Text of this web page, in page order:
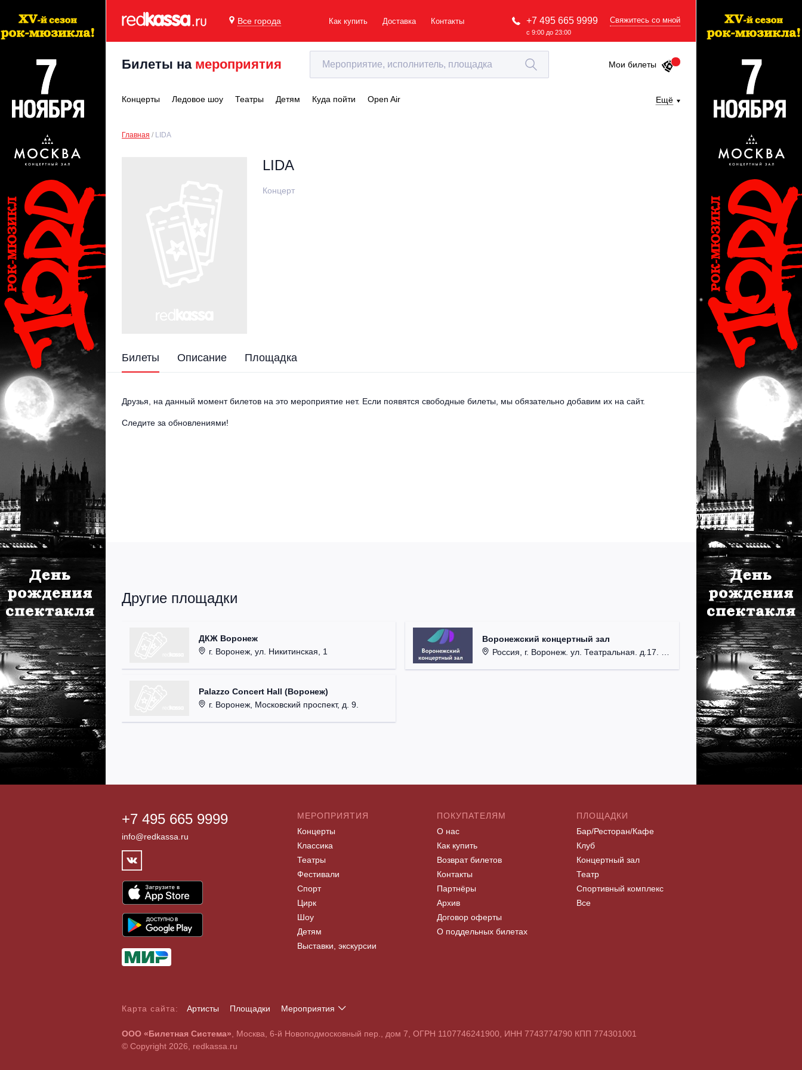
Все города Как купить Доставка Контакты +7 495 665 9999
с 9:00 до 23:00
Свяжитесь со мной
Билеты на мероприятия Мои билеты
Концерты Ледовое шоу Театры Детям Куда пойти Open Air Ещё
Главная LIDA
LIDA
Концерт
Билеты Описание Площадка
Друзья, на данный момент билетов на это мероприятие нет. Если появятся свободные билеты, мы обязательно добавим их на сайт.
Следите за обновлениями!
Другие площадки
ДКЖ Воронеж
г. Воронеж, ул. Никитинская, 1
Palazzo Concert Hall (Воронеж)
г. Воронеж, Московский проспект, д. 9.
Воронежский концертный зал
Россия, г. Воронеж. ул. Театральная. д.17. 1 этаж.
+7 495 665 9999
info@redkassa.ru
МЕРОПРИЯТИЯ
Концерты
Классика
Театры
Фестивали
Спорт
Цирк
Шоу
Детям
Выставки, экскурсии
ПОКУПАТЕЛЯМ
О нас
Как купить
Возврат билетов
Контакты
Партнёры
Архив
Договор оферты
О поддельных билетах
ПЛОЩАДКИ
Бар/Ресторан/Кафе
Клуб
Концертный зал
Театр
Спортивный комплекс
Все
Карта сайта: Артисты Площадки
Мероприятия
A B C D E F G H I J K L M N O P Q R S T U V W X Y Z
0 1 2 3 4 5 6 7 8 9
ООО «Билетная Система» , Москва, 6-й Новоподмосковный пер., дом 7, ОГРН 1107746241900, ИНН 7743774790 КПП 774301001
© Copyright 2026, redkassa.ru